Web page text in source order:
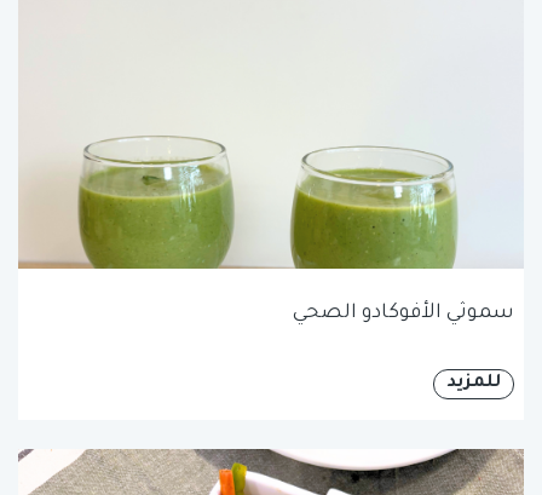
سموثي الأفوكادو الصحي
للمزيد